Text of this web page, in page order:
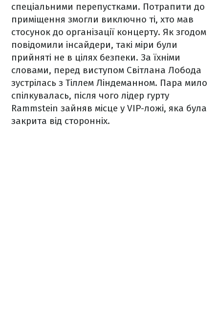
спеціальними перепустками. Потрапити до
приміщення змогли виключно ті, хто мав
стосунок до організації концерту. Як згодом
повідомили інсайдери, такі міри були
прийняті не в цілях безпеки. За їхніми
словами, перед виступом Світлана Лобода
зустрілась з Тіллем Ліндеманном. Пара мило
спілкувалась, після чого лідер гурту
Rammstein зайняв місце у VIP-ложі, яка була
закрита від сторонніх.